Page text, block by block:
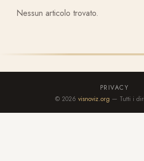
Nessun articolo trovato.
PRIVACY
© 2026 visnoviz.org — Tutti i